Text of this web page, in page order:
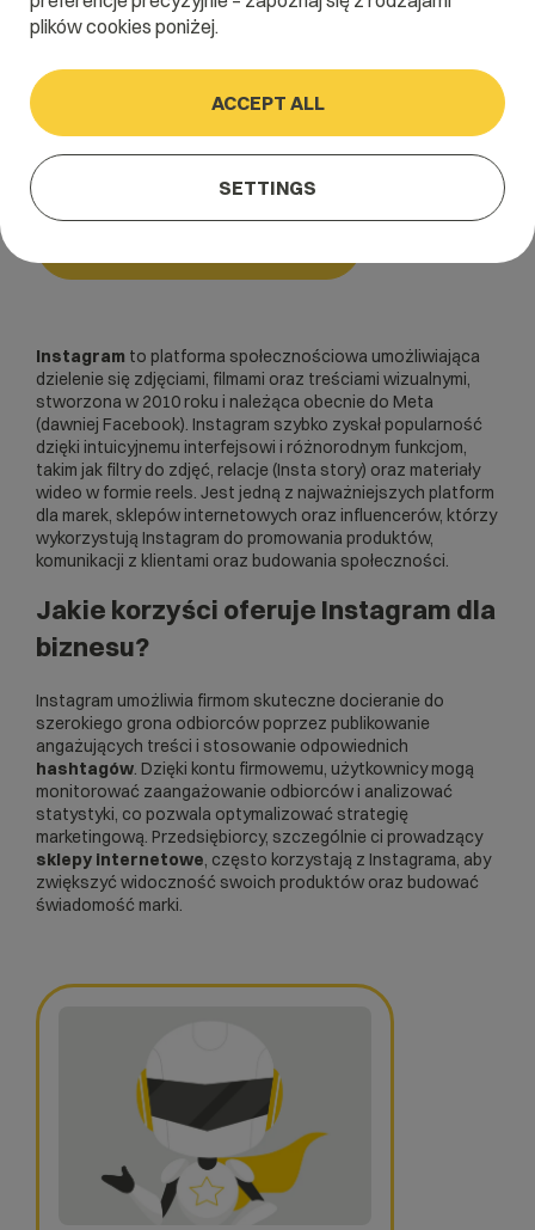
Home/Dictionary/Marketing internetowy/Instagram
Instagram
Instagram to platforma społecznościowa umożliwiająca
dzielenie się zdjęciami, filmami oraz treściami wizualnymi,
stworzona w 2010 roku i należąca obecnie do Meta
(dawniej Facebook). Instagram szybko zyskał popularność
dzięki intuicyjnemu interfejsowi i różnorodnym funkcjom,
takim jak filtry do zdjęć, relacje (Insta story) oraz materiały
wideo w formie reels. Jest jedną z najważniejszych platform
dla marek, sklepów internetowych oraz influencerów, którzy
wykorzystują Instagram do promowania produktów,
komunikacji z klientami oraz budowania społeczności.
Jakie korzyści oferuje Instagram dla
biznesu?
Instagram umożliwia firmom skuteczne docieranie do
szerokiego grona odbiorców poprzez publikowanie
angażujących treści i stosowanie odpowiednich
hashtagów. Dzięki kontu firmowemu, użytkownicy mogą
monitorować zaangażowanie odbiorców i analizować
statystyki, co pozwala optymalizować strategię
marketingową. Przedsiębiorcy, szczególnie ci prowadzący
sklepy internetowe, często korzystają z Instagrama, aby
zwiększyć widoczność swoich produktów oraz budować
świadomość marki.
plików cookies poniżej.
ACCEPT ALL
SETTINGS